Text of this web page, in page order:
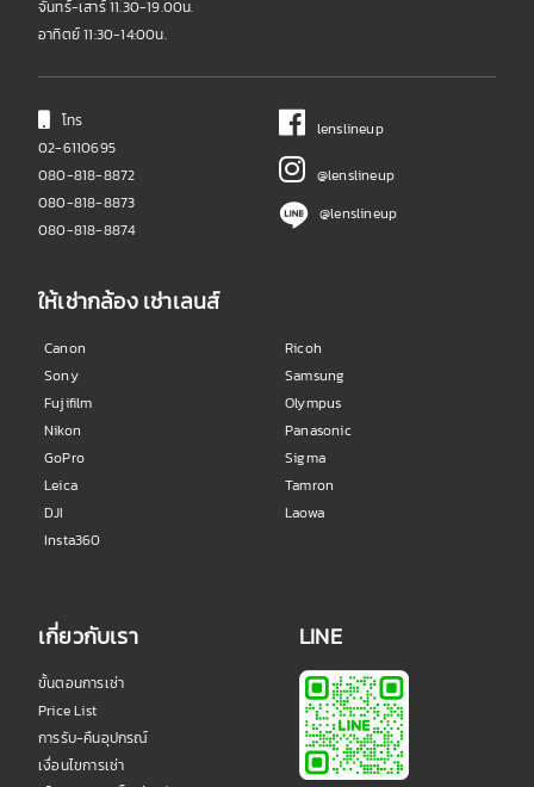
จันทร์-เสาร์ 11.30-19.00น.
อาทิตย์ 11:30-14:00น.
โทร
02-6110695
080-818-8872
080-818-8873
080-818-8874
lenslineup
@lenslineup
@lenslineup
ให้เช่ากล้อง เช่าเลนส์
Canon
Sony
Fujifilm
Nikon
GoPro
Leica
DJI
Insta360
Ricoh
Samsung
Olympus
Panasonic
Sigma
Tamron
Laowa
เกี่ยวกับเรา
ขั้นตอนการเช่า
Price List
การรับ-คืนอุปกรณ์
เงื่อนไขการเช่า
LINE